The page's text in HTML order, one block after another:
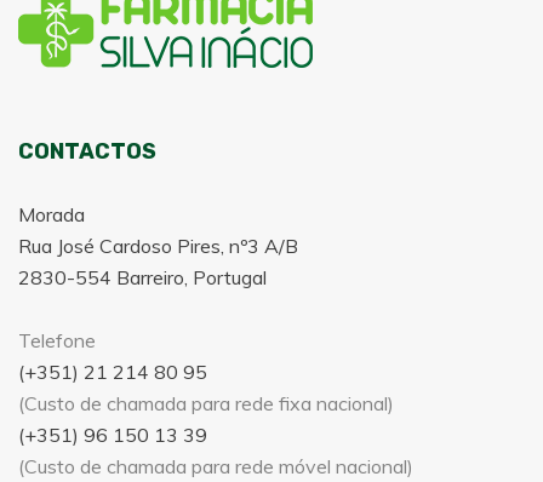
CONTACTOS
Morada
Rua José Cardoso Pires, nº3 A/B
2830-554 Barreiro, Portugal
Telefone
(+351) 21 214 80 95
(Custo de chamada para rede fixa nacional)
(+351) 96 150 13 39
(Custo de chamada para rede móvel nacional)